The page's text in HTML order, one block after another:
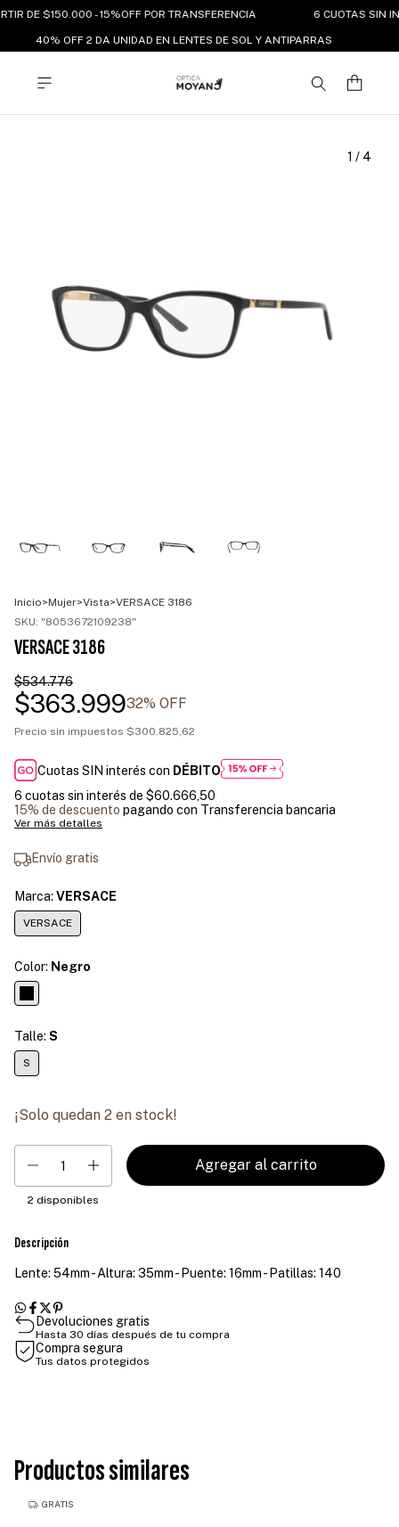
DE $150.000 - 15%OFF POR TRANSFERENCIA 6 CUOTAS SIN
40% OFF 2 DA UNIDAD EN LENTES DE SOL Y ANTIPARRAS
1 / 4
Inicio>Mujer>Vista>VERSACE 3186
SKU: "8053672109238"
VERSACE 3186
$534.776
$363.99932% OFF
Precio sin impuestos $300.825,62
Cuotas SIN interés con DÉBITO
6 cuotas sin interés de $60.666,50
15% de descuento pagando con Transferencia bancaria
Ver más detalles
Envío gratis
Marca: VERSACE
VERSACE
Color: Negro
Talle: S
S
¡Solo quedan 2 en stock!
2 disponibles
Descripción
Lente: 54mm - Altura: 35mm - Puente: 16mm - Patillas: 140
Devoluciones gratis
Hasta 30 días después de tu compra
Compra segura
Tus datos protegidos
Productos similares
GRATIS